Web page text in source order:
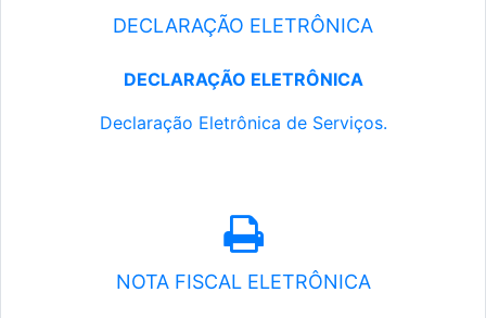
DECLARAÇÃO ELETRÔNICA
DECLARAÇÃO ELETRÔNICA
Declaração Eletrônica de Serviços.
NOTA FISCAL ELETRÔNICA